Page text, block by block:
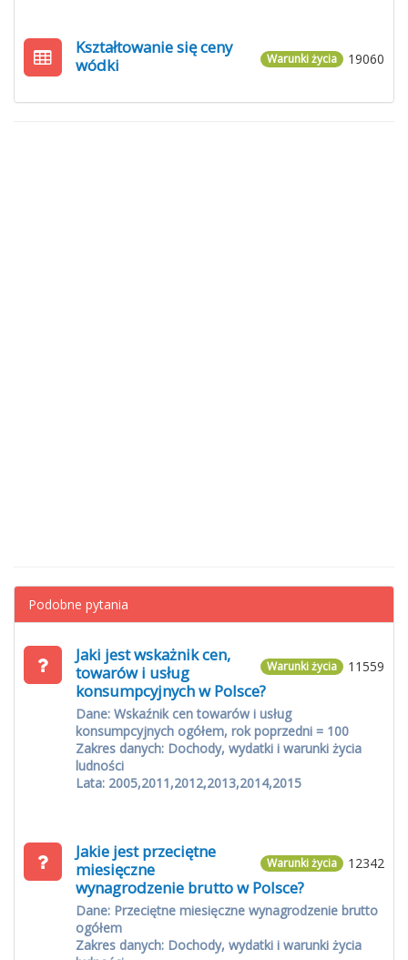
19060
Warunki życia
Kształtowanie się ceny
wódki
Podobne pytania
11559
Warunki życia
Jaki jest wskażnik cen,
towarów i usług
konsumpcyjnych w Polsce?
Dane: Wskaźnik cen towarów i usług
konsumpcyjnych ogółem, rok poprzedni = 100
Zakres danych: Dochody, wydatki i warunki życia
ludności
Lata: 2005,2011,2012,2013,2014,2015
12342
Warunki życia
Jakie jest przeciętne
miesięczne
wynagrodzenie brutto w Polsce?
Dane: Przeciętne miesięczne wynagrodzenie brutto
ogółem
Zakres danych: Dochody, wydatki i warunki życia